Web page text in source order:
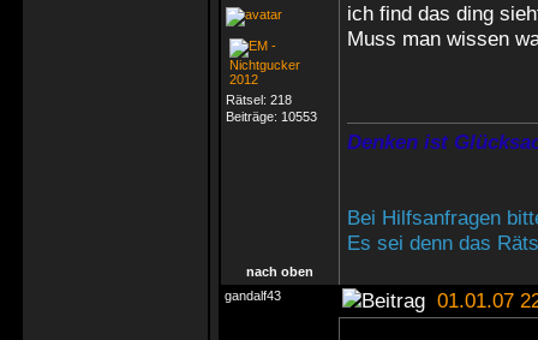
Rätsel: 218
Beiträge: 10553
ich find das ding
Muss man wissen
Denken ist
Bei Hilfsanfragen
Es sei denn das
nach oben
gandalf43
01.01.07